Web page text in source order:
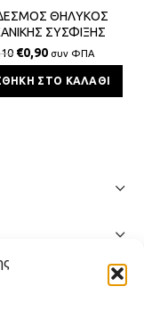
ΘΗΛΥΚΟΣ
ΣΥΣΦΙΞΗΣ
16x2x1/2
BS
€0,90 συν ΦΠΑ
ΣΤΟ ΚΑΛΆΘΙ